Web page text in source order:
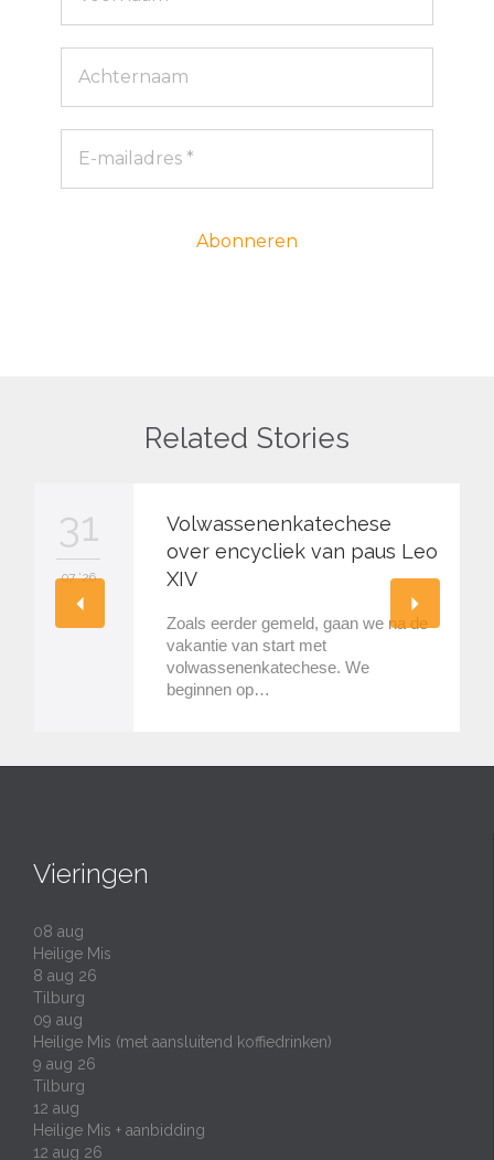
Related Stories
31
07 '26
Volwassenenkatechese
over encycliek van paus Leo
XIV
Zoals eerder gemeld, gaan we na de
vakantie van start met
volwassenenkatechese. We
beginnen op…
Vieringen
08 aug
Heilige Mis
8 aug 26
Tilburg
09 aug
Heilige Mis (met aansluitend koffiedrinken)
9 aug 26
Tilburg
12 aug
Heilige Mis + aanbidding
12 aug 26